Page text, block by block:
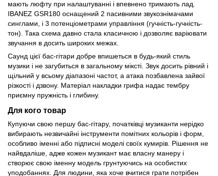
мають люфту при налаштуванні і впевнено тримають лад.
IBANEZ GSR180 оснащений 2 пасивними звукознімачами
синглами, і 3 потенціометрами управління (гучність-гучність-
тон). Така схема давно стала класичною і дозволяє варіювати
звучання в досить широких межах.
Саунд цієї бас-гітари добре впишеться в будь-який стиль
музики і не загубиться в загальному міксті. Звук досить рівний і
щільний у всьому діапазоні частот, а атака позбавлена зайвої
різкості і дзвону. Матеріал накладки грифа надає тембру
приємну пружність і глибину.
Для кого товар
Купуючи свою першу бас-гітару, початківці музиканти нерідко
вибирають незвичайні інструменти помітних кольорів і форм,
особливо іменні або підписні моделі своїх кумирів. Рішення не
найвдаліше, адже кожен музикант має власну манеру і
створює свою іменну модель грунтуючись на особистих
уподобаннях. Для людини, яка хоче вчитися грати потрібен